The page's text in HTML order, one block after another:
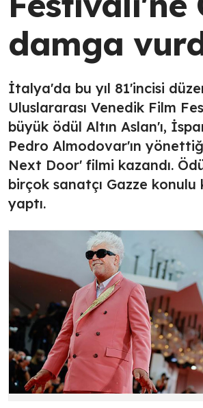
damga
İtalya'da bu yıl 81'incisi
Uluslararası Venedik Film
büyük ödül Altın Aslan'ı,
Pedro Almodovar'ın
Next Door' filmi kazandı.
birçok sanatçı Gazze konulu
yaptı.